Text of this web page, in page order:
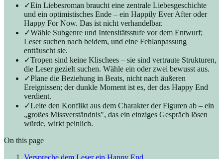
✓Ein Liebesroman braucht eine zentrale Liebesgeschichte
und ein optimistisches Ende – ein Happily Ever After oder
Happy For Now. Das ist nicht verhandelbar.
✓Wähle Subgenre und Intensitätsstufe vor dem Entwurf;
Leser suchen nach beidem, und eine Fehlanpassung
enttäuscht sie.
✓Tropen sind keine Klischees – sie sind vertraute Strukturen,
die Leser gezielt suchen. Wähle ein oder zwei bewusst aus.
✓Plane die Beziehung in Beats, nicht nach äußeren
Ereignissen; der dunkle Moment ist es, der das Happy End
verdient.
✓Leite den Konflikt aus dem Charakter der Figuren ab – ein
„großes Missverständnis", das ein einziges Gespräch lösen
würde, wirkt peinlich.
On this page
Verspreche dem Leser ein Happy End